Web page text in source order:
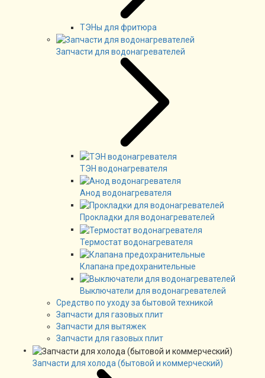
ТЭНы для фритюра
Запчасти для водонагревателей
ТЭН водонагревателя
Анод водонагревателя
Прокладки для водонагревателей
Термостат водонагревателя
Клапана предохранительные
Выключатели для водонагревателей
Средство по уходу за бытовой техникой
Запчасти для газовых плит
Запчасти для вытяжек
Запчасти для газовых плит
Запчасти для холода (бытовой и коммерческий)